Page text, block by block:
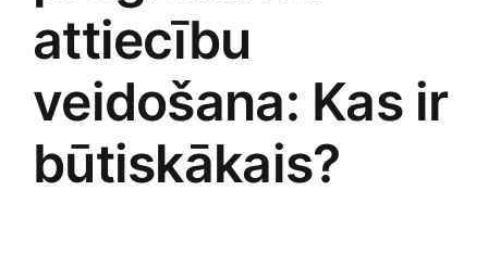
Zoo preces
attiecību
veidošana: Kas ir
būtiskākais?